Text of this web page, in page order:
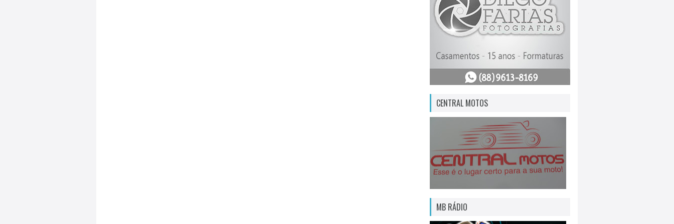
CENTRAL MOTOS
MB RÁDIO